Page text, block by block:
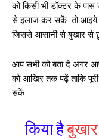
को किसी भी डॉक्टर के
से इलाज कर सकें तो आइये
जिससे आसानी से बुखार से
आप सभी को बता दे अगर
को आखिर तक पढ़ें ताकि
सकें
किया है